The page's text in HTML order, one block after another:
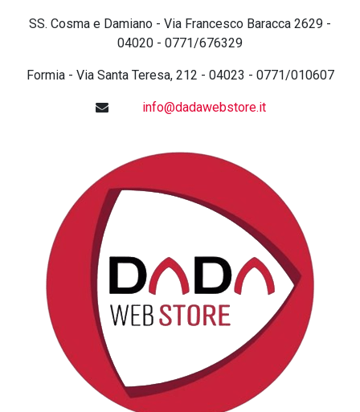
SS. Cosma e Damiano - Via Francesco Baracca 2629 -
04020 - 0771/676329
Formia - Via Santa Teresa, 212 - 04023 - 0771/010607
info@dadawebstore.it